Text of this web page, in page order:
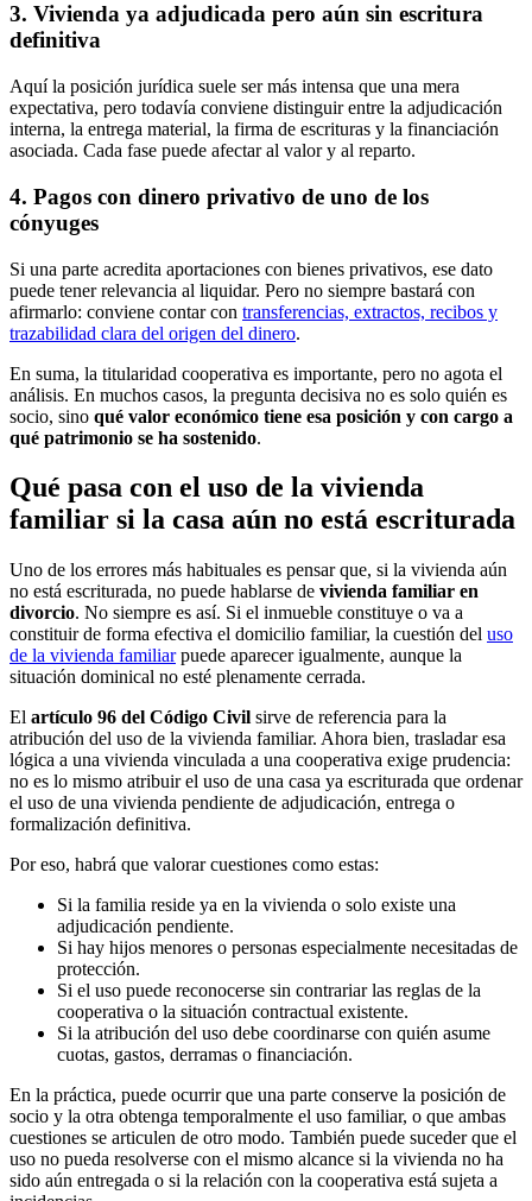
3. Vivienda ya adjudicada pero aún sin escritura
definitiva
Aquí la posición jurídica suele ser más intensa que una mera
expectativa, pero todavía conviene distinguir entre la adjudicación
interna, la entrega material, la firma de escrituras y la financiación
asociada. Cada fase puede afectar al valor y al reparto.
4. Pagos con dinero privativo de uno de los
cónyuges
Si una parte acredita aportaciones con bienes privativos, ese dato
puede tener relevancia al liquidar. Pero no siempre bastará con
afirmarlo: conviene contar con transferencias, extractos, recibos y
trazabilidad clara del origen del dinero.
En suma, la titularidad cooperativa es importante, pero no agota el
análisis. En muchos casos, la pregunta decisiva no es solo quién es
socio, sino qué valor económico tiene esa posición y con cargo a
qué patrimonio se ha sostenido.
Qué pasa con el uso de la vivienda
familiar si la casa aún no está escriturada
Uno de los errores más habituales es pensar que, si la vivienda aún
no está escriturada, no puede hablarse de vivienda familiar en
divorcio. No siempre es así. Si el inmueble constituye o va a
constituir de forma efectiva el domicilio familiar, la cuestión del uso
de la vivienda familiarpuede aparecer igualmente, aunque la
situación dominical no esté plenamente cerrada.
El artículo 96 del Código Civil sirve de referencia para la
atribución del uso de la vivienda familiar. Ahora bien, trasladar esa
lógica a una vivienda vinculada a una cooperativa exige prudencia:
no es lo mismo atribuir el uso de una casa ya escriturada que ordenar
el uso de una vivienda pendiente de adjudicación, entrega o
formalización definitiva.
Por eso, habrá que valorar cuestiones como estas:
Si la familia reside ya en la vivienda o solo existe una
adjudicación pendiente.
Si hay hijos menores o personas especialmente necesitadas de
protección.
Si el uso puede reconocerse sin contrariar las reglas de la
cooperativa o la situación contractual existente.
Si la atribución del uso debe coordinarse con quién asume
cuotas, gastos, derramas o financiación.
En la práctica, puede ocurrir que una parte conserve la posición de
socio y la otra obtenga temporalmente el uso familiar, o que ambas
cuestiones se articulen de otro modo. También puede suceder que el
uso no pueda resolverse con el mismo alcance si la vivienda no ha
sido aún entregada o si la relación con la cooperativa está sujeta a